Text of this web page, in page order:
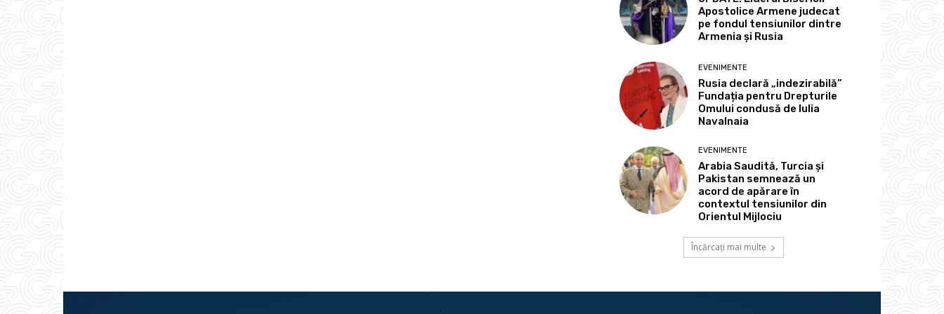
Apostolice Armene judecat
pe fondul tensiunilor dintre
Armenia și Rusia
EVENIMENTE
Rusia declară „indezirabilă”
Fundația pentru Drepturile
Omului condusă de Iulia
Navalnaia
EVENIMENTE
Arabia Saudită, Turcia și
Pakistan semnează un
acord de apărare în
contextul tensiunilor din
Orientul Mijlociu
Încărcați mai multe